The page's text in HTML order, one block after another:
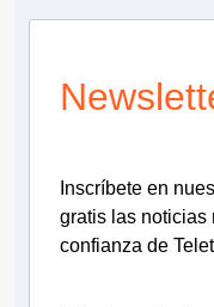
Inscríbete en
gratis las noticias
confianza de